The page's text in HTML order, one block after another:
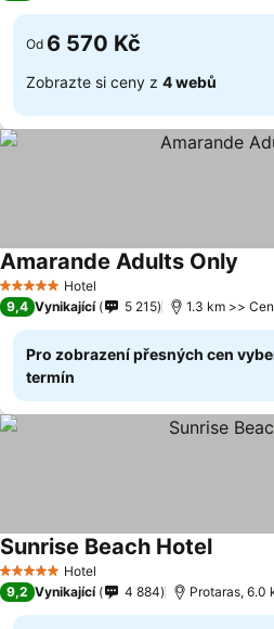
Od 6 570 Kč
Zobrazte si ceny z 4 webů
5 Počet hvězdiček
Hotel
Amarande Adults Only
9,4 Vynikající 5 215 1.3 km >>
Pro zobrazení přesných cen
termín
5 Počet hvězdiček
Hotel
Sunrise Beach HotelUkázat
9,2 Vynikající 4 884 Protaras, 6.0